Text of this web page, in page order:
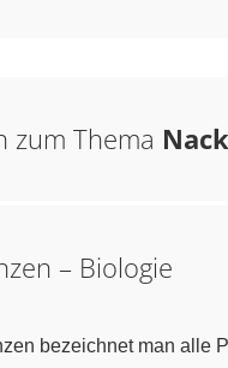
zum Thema
– Biologie
bezeichnet man alle